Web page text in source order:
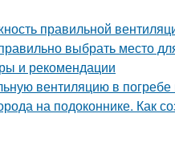
правильной
выбрать место
и рекомендации
вентиляцию в погребе
на подоконнике. Как